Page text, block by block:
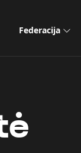
Federacija